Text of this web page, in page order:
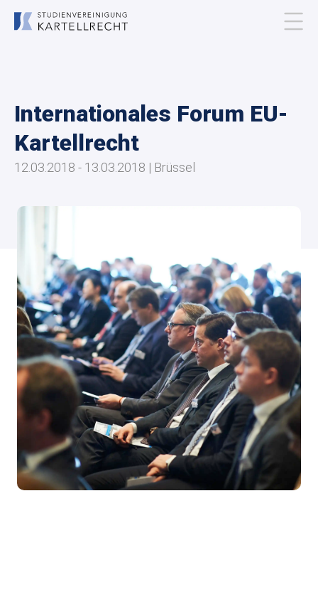
Mitgliedschaft
Veranstaltungen
Publikationen
Kontakt
Internationales Forum EU-
Kartellrecht
12.03.2018 - 13.03.2018 | Brüssel